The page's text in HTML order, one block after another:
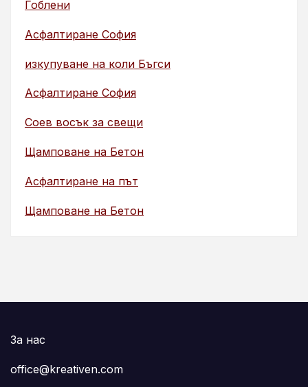
Гоблени
Асфалтиране София
изкупуване на коли Бъгси
Асфалтиране София
Соев восък за свещи
Щамповане на Бетон
Асфалтиране на път
Щамповане на Бетон
За нас
office@kreativen.com